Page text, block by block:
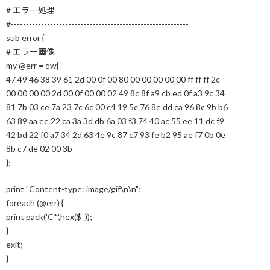
# エラー処理
#-----------------------------------------------------------
sub error {
# エラー画像
my @err = qw{
47 49 46 38 39 61 2d 00 0f 00 80 00 00 00 00 00 ff ff ff 2c
00 00 00 00 2d 00 0f 00 00 02 49 8c 8f a9 cb ed 0f a3 9c 34
81 7b 03 ce 7a 23 7c 6c 00 c4 19 5c 76 8e dd ca 96 8c 9b b6
63 89 aa ee 22 ca 3a 3d db 6a 03 f3 74 40 ac 55 ee 11 dc f9
42 bd 22 f0 a7 34 2d 63 4e 9c 87 c7 93 fe b2 95 ae f7 0b 0e
8b c7 de 02 00 3b
};
print "Content-type: image/gif\n\n";
foreach (@err) {
print pack('C*',hex($_));
}
exit;
}